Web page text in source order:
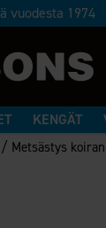
vuodesta 1974
KENGÄT
/ Metsästys